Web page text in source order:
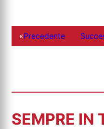
«Precedente
SEMPRE IN